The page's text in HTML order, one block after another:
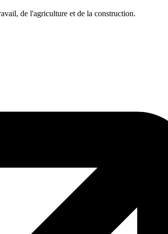
de l'agriculture et de la construction.